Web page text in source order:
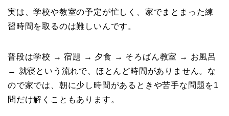
実は、学校や教室の予定が忙しく、家でまとまった練
習時間を取るのは難しいんです。
普段は学校 → 宿題 → 夕食 → そろばん教室 → お風呂
→ 就寝という流れで、ほとんど時間がありません。な
ので家では、朝に少し時間があるときや苦手な問題を1
問だけ解くこともあります。